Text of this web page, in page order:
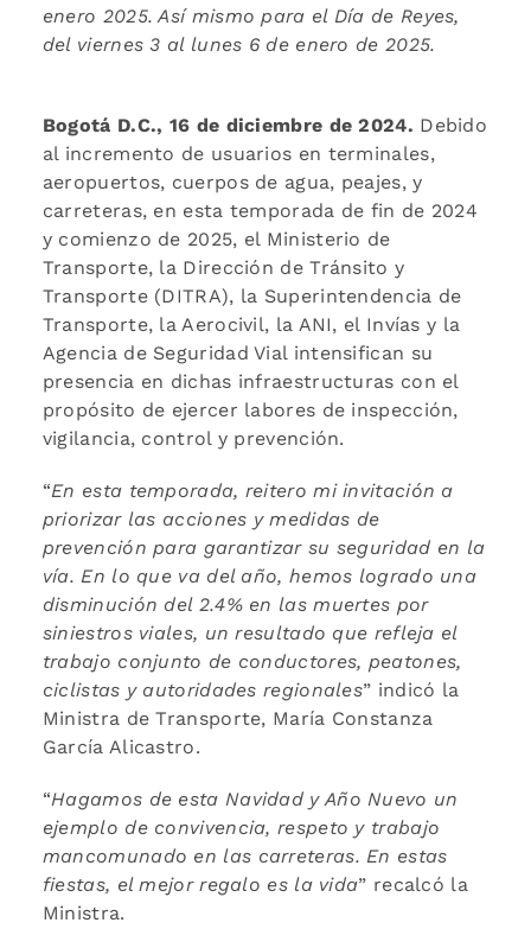
enero 2025. Así mismo para el Día de Reyes,
del viernes 3 al lunes 6 de enero de 2025.
Bogotá D.C., 16 de diciembre de 2024. Debido
al incremento de usuarios en terminales,
aeropuertos, cuerpos de agua, peajes, y
carreteras, en esta temporada de fin de 2024
y comienzo de 2025, el Ministerio de
Transporte, la Dirección de Tránsito y
Transporte (DITRA), la Superintendencia de
Transporte, la Aerocivil, la ANI, el Invías y la
Agencia de Seguridad Vial intensifican su
presencia en dichas infraestructuras con el
propósito de ejercer labores de inspección,
vigilancia, control y prevención.
“En esta temporada, reitero mi invitación a
priorizar las acciones y medidas de
prevención para garantizar su seguridad en la
vía. En lo que va del año, hemos logrado una
disminución del 2.4% en las muertes por
siniestros viales, un resultado que refleja el
trabajo conjunto de conductores, peatones,
ciclistas y autoridades regionales” indicó la
Ministra de Transporte, María Constanza
García Alicastro.
“Hagamos de esta Navidad y Año Nuevo un
ejemplo de convivencia, respeto y trabajo
mancomunado en las carreteras. En estas
fiestas, el mejor regalo es la vida” recalcó la
Ministra.